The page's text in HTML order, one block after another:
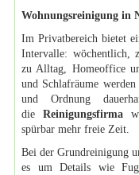
Wohnungsreinigung in
Im Privatbereich bietet
Intervalle: wöchentlich,
zu Alltag, Homeoffice
und Schlafräume
und Ordnung
dieReinigungsfirma
spürbar mehr freie Zeit.
Bei der Grundreinigung
es um Details wie